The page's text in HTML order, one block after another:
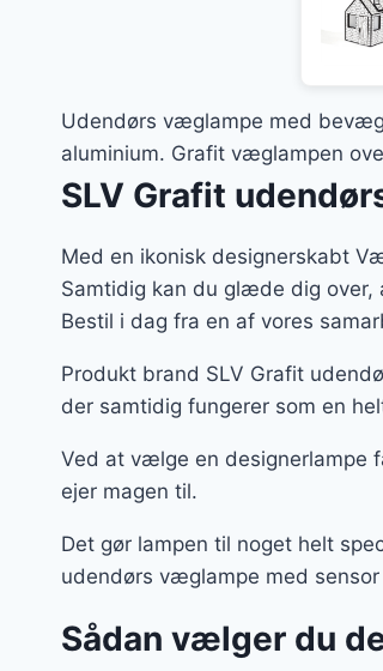
Udendørs væglampe med
aluminium. Grafit væglampen
SLV Grafit
Med en ikonisk designerskabt
Samtidig kan du glæde dig over,
Bestil i dag fra en af vores
Produkt brand SLV Grafit
der samtidig fungerer som en
Ved at vælge en designerlampe
ejer magen til.
Det gør lampen til noget helt
udendørs væglampe med
Sådan vælger du